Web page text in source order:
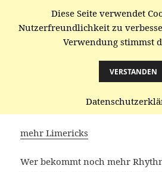
gaenze.de
Ägypten, Osiris,
mehr Limericks
Wer bekommt noch mehr
Diese Seite verwendet
Nutzerfreundlichkeit zu
Verwendung stimmst
VERSTANDEN